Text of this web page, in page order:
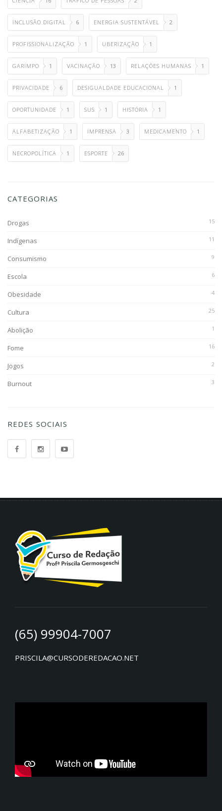
INCLUSÃO DIGITAL 6 ENERGIA SUSTENTÁVEL 2
PROFISSIONALIZAÇÃO 1 UBERIZAÇÃO 1
GARIMPO 1 VACINAÇÃO 13 RELAÇÕES HUMANAS 1
PRIVACIDADE 6 DESIGUALDADE EDUCACIONAL 1
OPORTUNIDADE 1 SUS 1 HISTÓRIA 1
ALFABETIZAÇÃO 1 IMPRENSA 3 MEDICAMENTO 1
NECROPOLÍTICA 1 ESPORTE 26
CATEGORIAS
Drogas 15
Indígenas 11
Consumismo 9
Escola 6
Obesidade 4
Cultura 25
Abolição 1
Fome 16
Jogos 2
Burnout 3
REDES SOCIAIS
(65) 99904-7007
PRISCILA@CURSODEREDACAO.NET